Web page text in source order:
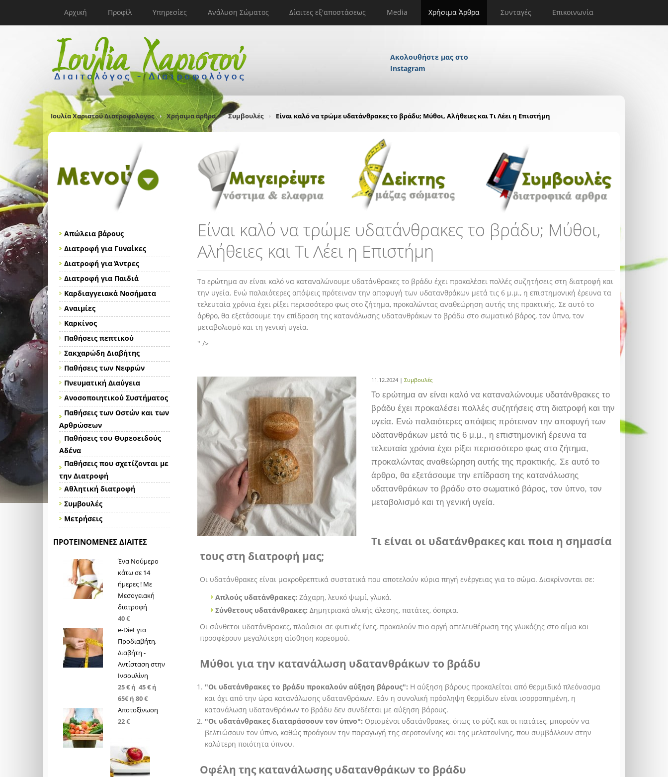
Αρχική Προφίλ Υπηρεσίες Ανάλυση Σώματος Δίαιτες εξ'αποστάσεως Media Χρήσιμα Άρθρα Συνταγές Επικοινωνία
Ακολουθήστε μας στο
Instagram
Ιουλία Χαριστού Διατροφολόγος Χρήσιμα άρθρα Συμβουλές Είναι καλό να τρώμε υδατάνθρακες το βράδυ; Μύθοι, Αλήθειες και Τι Λέει η Επιστήμη
Είναι καλό να τρώμε υδατάνθρακες το βράδυ; Μύθοι,
Αλήθειες και Τι Λέει η Επιστήμη
Το ερώτημα αν είναι καλό να καταναλώνουμε υδατάνθρακες το βράδυ έχει προκαλέσει πολλές συζητήσεις στη διατροφή και
την υγεία. Ενώ παλαιότερες απόψεις πρότειναν την αποφυγή των υδατανθράκων μετά τις 6 μ.μ., η επιστημονική έρευνα τα
τελευταία χρόνια έχει ρίξει περισσότερο φως στο ζήτημα, προκαλώντας αναθεώρηση αυτής της πρακτικής. Σε αυτό το
άρθρο, θα εξετάσουμε την επίδραση της κατανάλωσης υδατανθράκων το βράδυ στο σωματικό βάρος, τον ύπνο, τον
μεταβολισμό και τη γενική υγεία.
" />
11.12.2024 | Συμβουλές
Το ερώτημα αν είναι καλό να καταναλώνουμε υδατάνθρακες το
βράδυ έχει προκαλέσει πολλές συζητήσεις στη διατροφή και την
υγεία. Ενώ παλαιότερες απόψεις πρότειναν την αποφυγή των
υδατανθράκων μετά τις 6 μ.μ., η επιστημονική έρευνα τα
τελευταία χρόνια έχει ρίξει περισσότερο φως στο ζήτημα,
προκαλώντας αναθεώρηση αυτής της πρακτικής. Σε αυτό το
άρθρο, θα εξετάσουμε την επίδραση της κατανάλωσης
υδατανθράκων το βράδυ στο σωματικό βάρος, τον ύπνο, τον
μεταβολισμό και τη γενική υγεία.
Τι είναι οι υδατάνθρακες και ποια η σημασία
τους στη διατροφή μας;
Οι υδατάνθρακες είναι μακροθρεπτικά συστατικά που αποτελούν κύρια πηγή ενέργειας για το σώμα. Διακρίνονται σε:
Απλούς υδατάνθρακες: Ζάχαρη, λευκό ψωμί, γλυκά.
Σύνθετους υδατάνθρακες: Δημητριακά ολικής άλεσης, πατάτες, όσπρια.
Οι σύνθετοι υδατάνθρακες, πλούσιοι σε φυτικές ίνες, προκαλούν πιο αργή απελευθέρωση της γλυκόζης στο αίμα και
προσφέρουν μεγαλύτερη αίσθηση κορεσμού.
Μύθοι για την κατανάλωση υδατανθράκων το βράδυ
"Οι υδατάνθρακες το βράδυ προκαλούν αύξηση βάρους": Η αύξηση βάρους προκαλείται από θερμιδικό πλεόνασμα
και όχι από την ώρα κατανάλωσης υδατανθράκων. Εάν η συνολική πρόσληψη θερμίδων είναι ισορροπημένη, η
κατανάλωση υδατανθράκων το βράδυ δεν συνδέεται με αύξηση βάρους.
"Οι υδατάνθρακες διαταράσσουν τον ύπνο": Ορισμένοι υδατάνθρακες, όπως το ρύζι και οι πατάτες, μπορούν να
βελτιώσουν τον ύπνο, καθώς προάγουν την παραγωγή της σεροτονίνης και της μελατονίνης, που συμβάλλουν στην
καλύτερη ποιότητα ύπνου.
Οφέλη της κατανάλωσης υδατανθράκων το βράδυ
Απώλεια βάρους
Διατροφή για Γυναίκες
Διατροφή για Άντρες
Διατροφή για Παιδιά
Καρδιαγγειακά Νοσήματα
Αναιμίες
Καρκίνος
Παθήσεις πεπτικού
Σακχαρώδη Διαβήτης
Παθήσεις των Νεφρών
Πνευματική Διαύγεια
Ανοσοποιητικού Συστήματος
Παθήσεις των Οστών και των
Αρθρώσεων
Παθήσεις του Θυρεοειδούς
Αδένα
Παθήσεις που σχετίζονται με
την Διατροφή
Αθλητική διατροφή
Συμβουλές
Μετρήσεις
ΠΡΟΤΕΙΝΌΜΕΝΕΣ ΔΊΑΙΤΕΣ
Ένα Νούμερο
κάτω σε 14
ήμερες ! Με
Μεσογειακή
διατροφή
40 €
e-Diet για
Προδιαβήτη,
Διαβήτη -
Αντίσταση στην
Ινσουλίνη
25 € ή 45 € ή
65€ ή 80 €
Αποτοξίνωση
22 €